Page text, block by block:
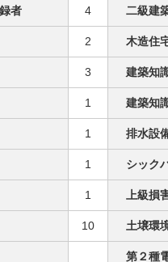
者 4 二級建
2 木造住
3 建築知
1 建築知
1 排水設
1 シック
1 上級損
10 土壌環
第２種